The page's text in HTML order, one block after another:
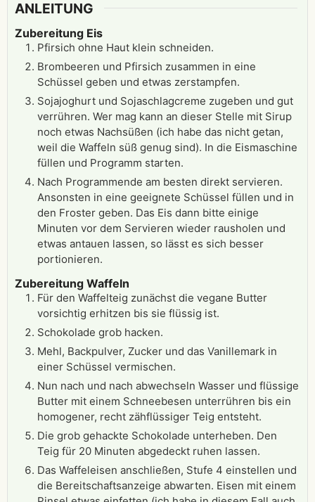
ANLEITUNG
Zubereitung Eis
Pfirsich ohne Haut klein schneiden.
Brombeeren und Pfirsich zusammen in eine
Schüssel geben und etwas zerstampfen.
Sojajoghurt und Sojaschlagcreme zugeben und gut
verrühren. Wer mag kann an dieser Stelle mit Sirup
noch etwas Nachsüßen (ich habe das nicht getan,
weil die Waffeln süß genug sind). In die Eismaschine
füllen und Programm starten.
Nach Programmende am besten direkt servieren.
Ansonsten in eine geeignete Schüssel füllen und in
den Froster geben. Das Eis dann bitte einige
Minuten vor dem Servieren wieder rausholen und
etwas antauen lassen, so lässt es sich besser
portionieren.
Zubereitung Waffeln
Für den Waffelteig zunächst die vegane Butter
vorsichtig erhitzen bis sie flüssig ist.
Schokolade grob hacken.
Mehl, Backpulver, Zucker und das Vanillemark in
einer Schüssel vermischen.
Nun nach und nach abwechseln Wasser und flüssige
Butter mit einem Schneebesen unterrühren bis ein
homogener, recht zähflüssiger Teig entsteht.
Die grob gehackte Schokolade unterheben. Den
Teig für 20 Minuten abgedeckt ruhen lassen.
Das Waffeleisen anschließen, Stufe 4 einstellen und
die Bereitschaftsanzeige abwarten. Eisen mit einem